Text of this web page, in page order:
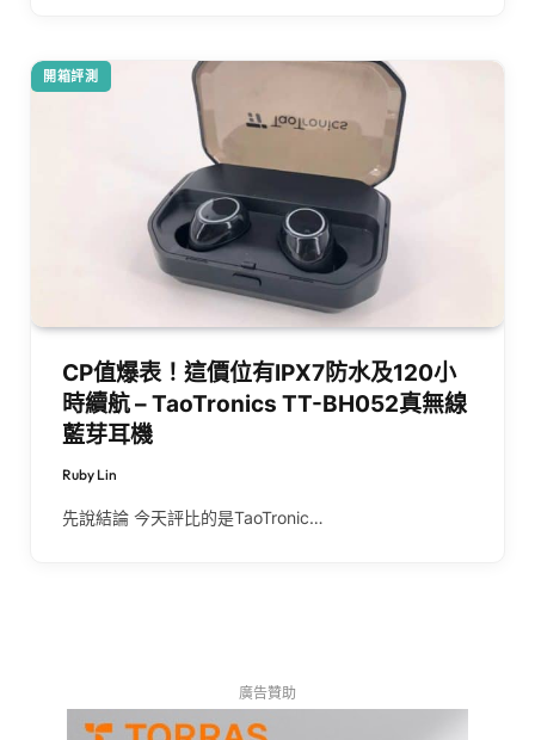
開箱評測
CP值爆表！這價位有IPX7防水及120小
時續航 – TaoTronics TT-BH052真無線
藍芽耳機
Ruby Lin
先說結論 今天評比的是TaoTronic…
廣告贊助